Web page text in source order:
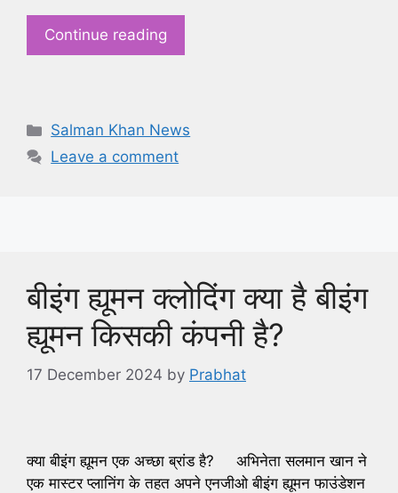
Continue reading
Categories
Salman Khan News
Leave a comment
बीइंग ह्यूमन क्लोदिंग क्या है बीइंग
ह्यूमन किसकी कंपनी है?
17 December 2024 by Prabhat
क्या बीइंग ह्यूमन एक अच्छा ब्रांड है? अभिनेता सलमान खान ने
एक मास्टर प्लानिंग के तहत अपने एनजीओ बीइंग ह्यूमन फाउंडेशन